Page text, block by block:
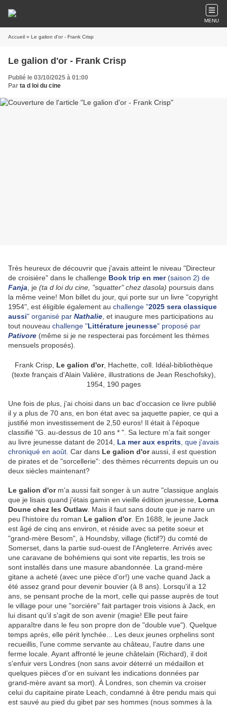
MENU
Accueil » Le galion d'or - Frank Crisp
Le galion d'or - Frank Crisp
Publié le 03/10/2025 à 01:00
Par ta d loi du cine
Très heureux de découvrir que j'avais atteint le niveau "Directeur
de croisière" dans le challenge Book trip en mer(saison 2) de
Fanja , je (ta d loi du cine, "squatter" chez dasola) poursuis dans
la même veine! Mon billet du jour, qui porte sur un livre "copyright
1954", est éligible également au challenge "2025 sera classique
aussi" organisé par Nathalie , et inaugure mes participations au
tout nouveau challenge "Littérature jeunesse" proposé par
Pativore (même si je ne respecterai pas forcément les thèmes
mensuels proposés).
Frank Crisp, Le galion d'or, Hachette, coll. Idéal-bibliothèque
(texte français d'Alain Valière, illustrations de Jean Reschofsky),
1954, 190 pages
Une fois de plus, j'ai choisi dans un bac d'occasion ce livre publié
il y a plus de 70 ans, en bon état avec sa jaquette papier, ce qui a
justifié mon investissement de 2,50 euros! Il était à l'époque
classifié "G. au-dessus de 10 ans * ". Sa lecture m'a fait songer
au livre jeunesse datant de 2014, La mer aux esprits , que j'avais
chroniqué en août . Car dans Le galion d'oraussi, il est question
de pirates et de "sorcellerie": des thèmes récurrents depuis un ou
deux siècles maintenant?
Le galion d'orm'a aussi fait songer à un autre "classique anglais
que je lisais quand j'étais gamin en vieille édition jeunesse, Lorna
Doune chez les Outlaw . Mais il faut sans doute que je narre un
peu l'histoire du roman Le galion d'or. En 1688, le jeune Jack
est âgé de cinq ans environ, et réside avec sa petite soeur et
"grand-mère Besom", à Houndsby, village (fictif?) du comté de
Somerset, dans la partie sud-ouest de l'Angleterre. Arrivés avec
une caravane de bohémiens qui sont vite repartis, les trois se
sont installés dans une masure abandonnée. La grand-mère
gitane a acheté (avec une pièce d'or!) une vache quand Jack a
été assez grand pour devenir bouvier (à 8 ans). Lorsqu'il a 12
ans, se pensant proche de la mort, celle qui passe auprès de tout
le village pour une "sorcière" fait partager trois visions à Jack, en
lui disant qu'il s'agit de son avenir (magie! Elle peut faire
apparaître dans le feu son propre don de "double vue"). Quelque
temps après, elle périt lynchée... Les deux jeunes orphelins sont
recueillis, l'une comme servante au château, l'autre dans une
ferme locale. Ayant affronté le jeune châtelain (Richard), il doit
s'enfuir vers Londres (non sans avoir déterré un médaillon et
quelques pièces d'or en suivant les indications données par
grand-mère avant sa mort). À Londres, son chemin va croiser
celui du capitaine pirate Leach, condamné à être pendu mais qui
est sauvé au pied du gibet par ses hommes (nous sommes à la